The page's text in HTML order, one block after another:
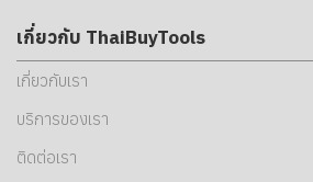
เกี่ยวกับ ThaiBuyTools
เกี่ยวกับเรา
บริการของเรา
ติดต่อเรา